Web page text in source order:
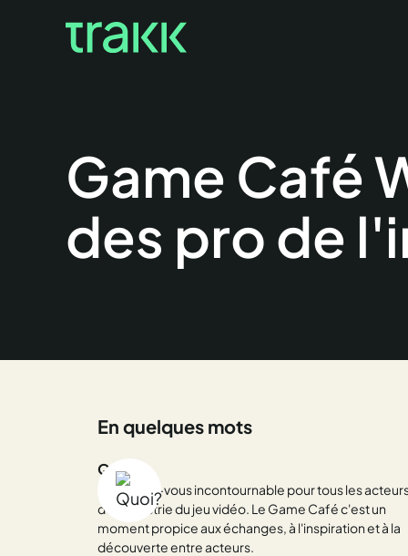
Game Café
des pro de
En quelques mots
Quoi ?
Un rendez-vous incontournable pour tous les
de l'industrie du jeu vidéo. Le Game Café c'est un
moment propice aux échanges, à l'inspiration et à la
découverte entre acteurs.